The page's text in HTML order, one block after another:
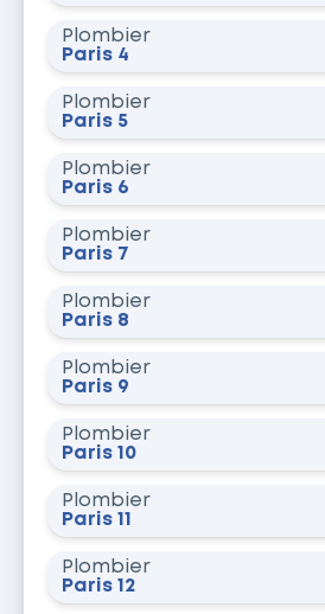
Plombier
Paris 4
Plombier
Paris 5
Plombier
Paris 6
Plombier
Paris 7
Plombier
Paris 8
Plombier
Paris 9
Plombier
Paris 10
Plombier
Paris 11
Plombier
Paris 12